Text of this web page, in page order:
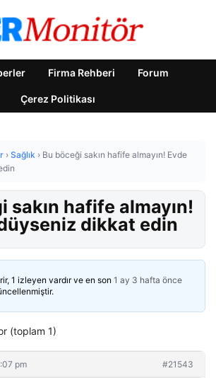
Firma Rehberi Forum
Çerez Politikası
› Sağlık › Bu böceği sakın hafife almayın! Evde
sakın hafife almayın!
dikkat edin
1 izleyen vardır ve en son 1 ay 3 hafta önce
(toplam 1)
pm #21543